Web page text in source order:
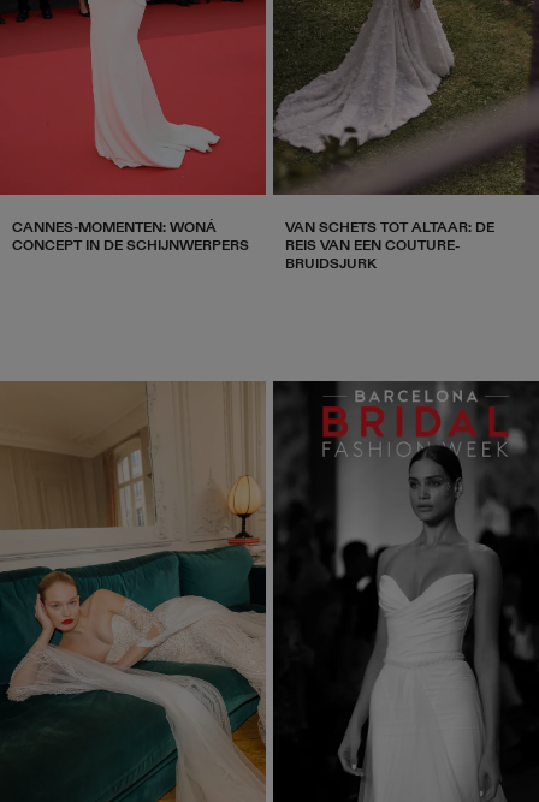
CANNES-MOMENTEN: WONÁ
CONCEPT IN DE SCHIJNWERPERS
VAN SCHETS TOT ALTAAR: DE
REIS VAN EEN COUTURE-
BRUIDSJURK